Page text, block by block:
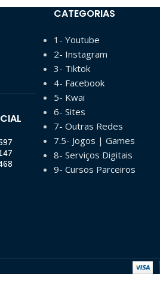
CATEGORIAS
1- Youtube
2- Instagram
3- Tiktok
4- Facebook
5- Kwai
6- Sites
7- Outras Redes
7.5- Jogos | Games
8- Serviços Digitais
9- Cursos Parceiros